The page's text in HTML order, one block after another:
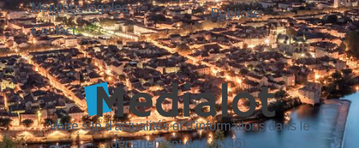
Mentions légales
Contact
Publicité
Votre site d'actualités et d'informations dans le
département du Lot (46).